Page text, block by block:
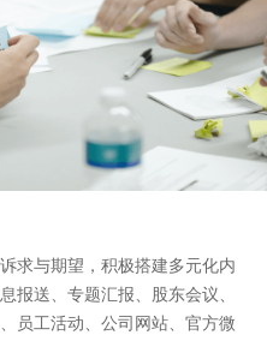
求与期望，积极搭建多元化内
报送、专题汇报、股东会议、
员工活动、公司网站、官方微